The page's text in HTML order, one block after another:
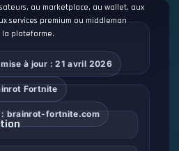
au marketplace, au wallet, aux
services premium ou middleman
la plateforme.
à jour : 21 avril 2026
Fortnite
: brainrot-fortnite.com